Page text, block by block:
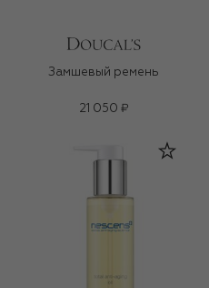
Замшевый ремень
21 050 ₽